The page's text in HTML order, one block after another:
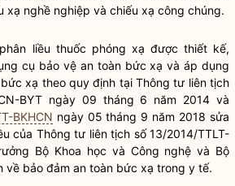
xạ nghề nghiệp và chiếu xạ công chúng.
liều thuốc phóng xạ được thiết kế,
cụ bảo vệ an toàn bức xạ và áp dụng
xạ theo quy định tại Thông tư liên tịch
BYT ngày 09 tháng 6 năm 2014 và
BKHCN ngày 05 tháng 9 năm 2018 sửa
của Thông tư liên tịch số 13/2014/TTLT-
Bộ Khoa học và Công nghệ và Bộ
về bảo đảm an toàn bức xạ trong y tế.